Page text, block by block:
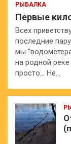
РЫБАЛКА
Первые
Всех
последние
мы
на родной
просто… Не…